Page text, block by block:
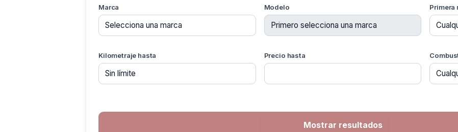
Marca Modelo Primera
Kilometraje hasta Precio hasta